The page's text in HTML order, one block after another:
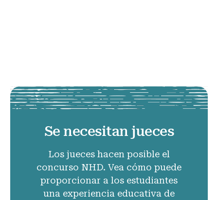
Se necesitan jueces
Los jueces hacen posible el
concurso NHD. Vea cómo puede
proporcionar a los estudiantes
una experiencia educativa de